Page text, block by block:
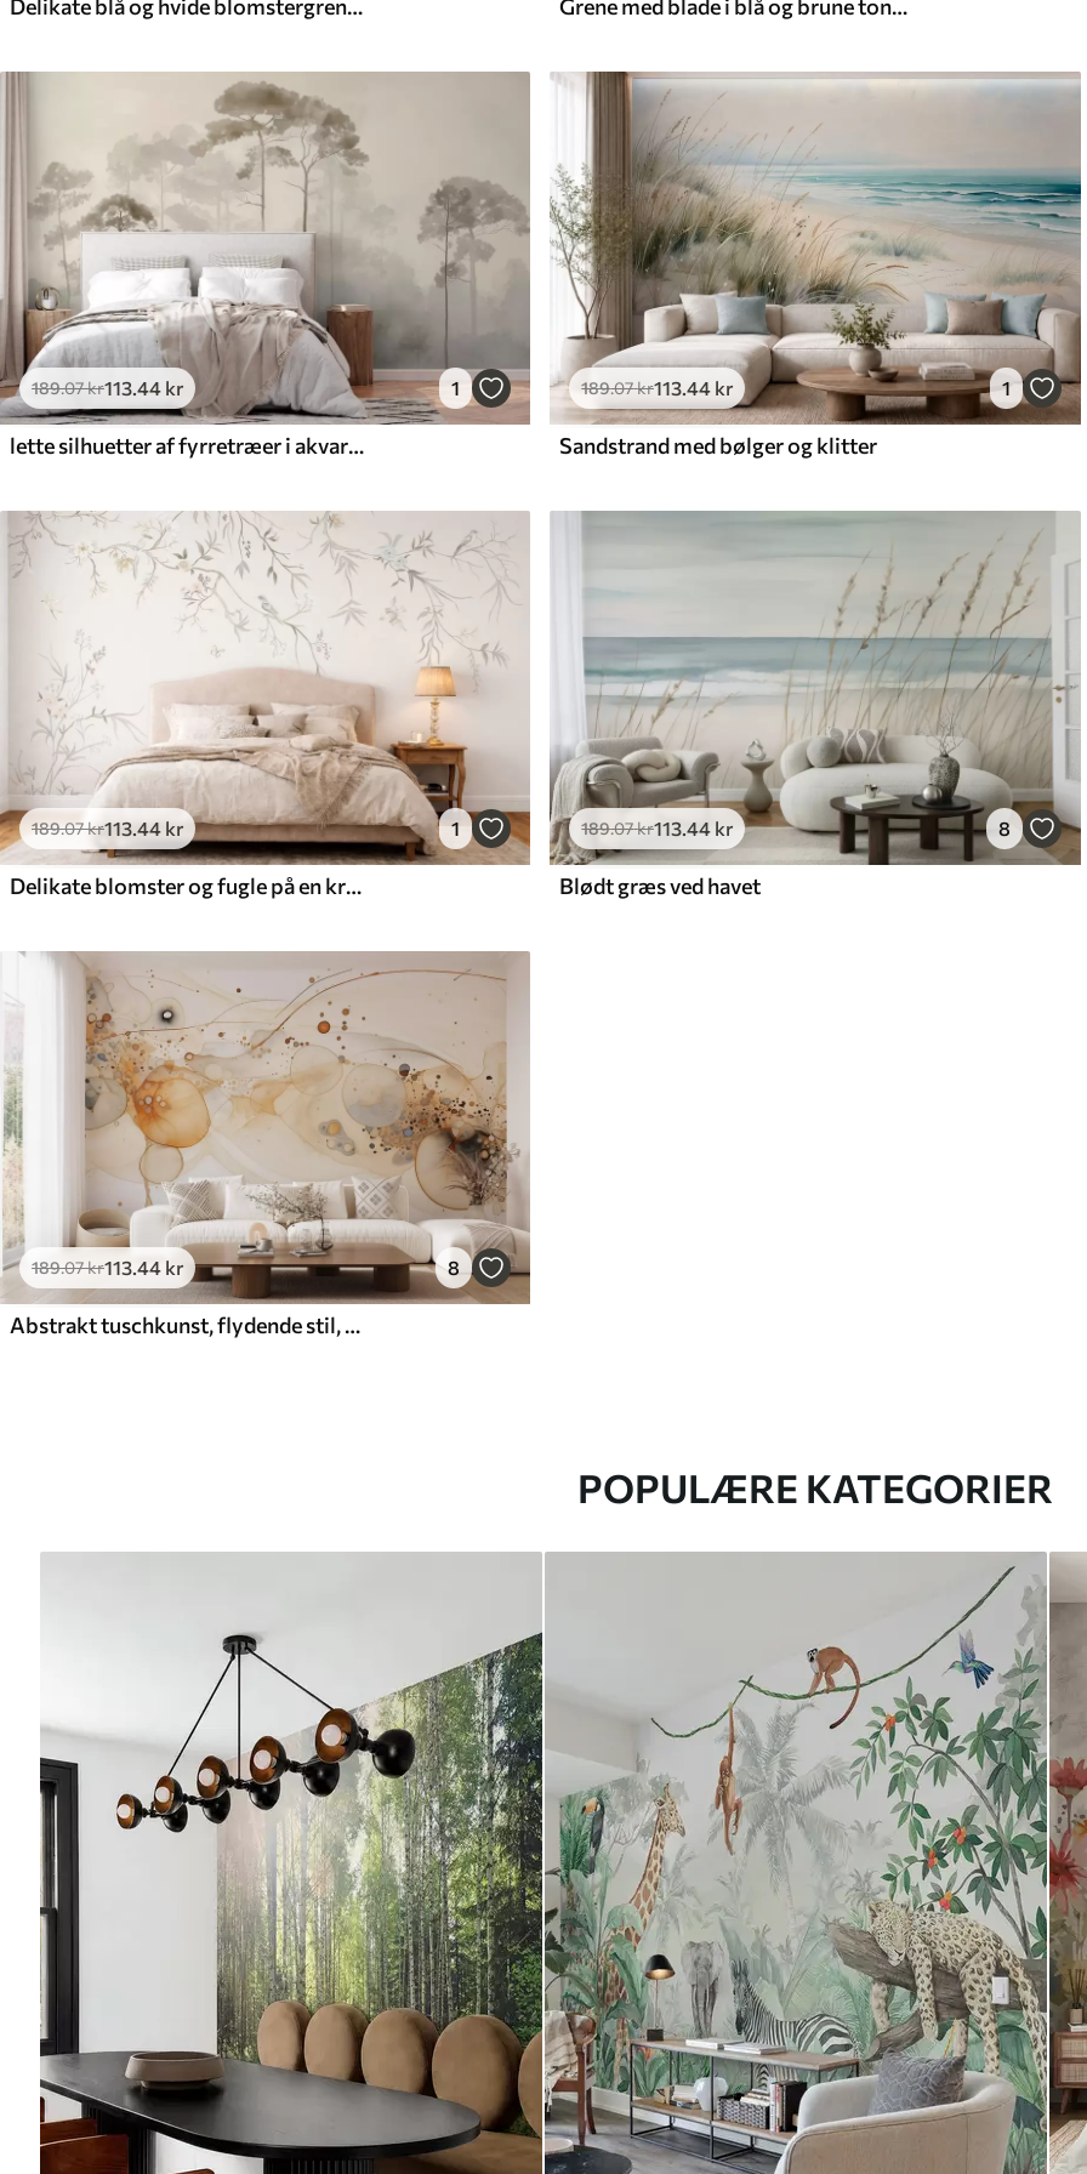
Delikate blå og hvide blomstergrene med blød, sløret akvarelbaggrund Grene med blade i blå og brune toner, lys baggrund, blød og delikat, akvarel-stil
189.07kr113.44 kr 1
lette silhuetter af fyrretræer i akvarelstil
189.07kr113.44 kr 1
Sandstrand med bølger og klitter
189.07kr113.44 kr 1
Delikate blomster og fugle på en kridtbaggrund
189.07kr113 .44 kr 8
Blødt græs ved havet
189.07kr113.44 kr 8
Abstrakt tuschkunst, flydende stil, beige farvepalet
POPULÆRE KATEGORIER